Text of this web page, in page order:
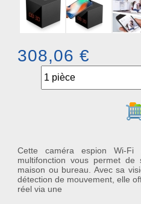
308,06 €
Cette caméra espion Wi-Fi
multifonction vous permet de
maison ou bureau. Avec sa
détection de mouvement, elle
réel via une